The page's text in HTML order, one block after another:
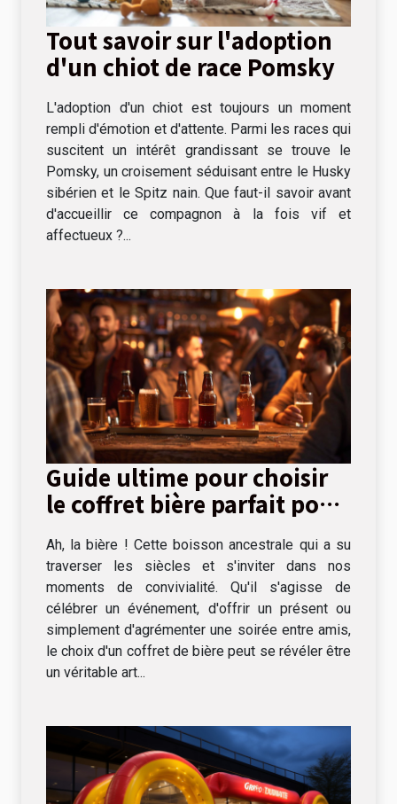
Tout savoir sur l'adoption
d'un chiot de race Pomsky
L'adoption d'un chiot est toujours un moment
rempli d'émotion et d'attente. Parmi les races qui
suscitent un intérêt grandissant se trouve le
Pomsky, un croisement séduisant entre le Husky
sibérien et le Spitz nain. Que faut-il savoir avant
d'accueillir ce compagnon à la fois vif et
affectueux ?...
Guide ultime pour choisir
le coffret bière parfait pour
Ah, la bière ! Cette boisson ancestrale qui a su
traverser les siècles et s'inviter dans nos
moments de convivialité. Qu'il s'agisse de
célébrer un événement, d'offrir un présent ou
simplement d'agrémenter une soirée entre amis,
le choix d'un coffret de bière peut se révéler être
un véritable art...